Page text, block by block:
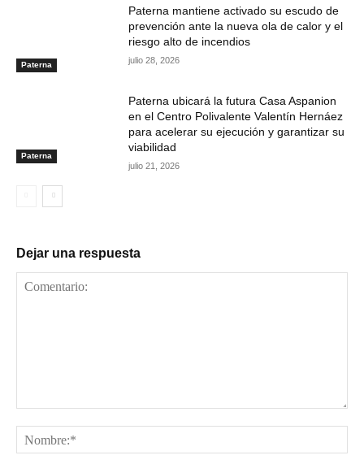
Paterna
Paterna mantiene activado su escudo de
prevención ante la nueva ola de calor y el
riesgo alto de incendios
julio 28, 2026
Paterna
Paterna ubicará la futura Casa Aspanion
en el Centro Polivalente Valentín Hernáez
para acelerar su ejecución y garantizar su
viabilidad
julio 21, 2026
Dejar una respuesta